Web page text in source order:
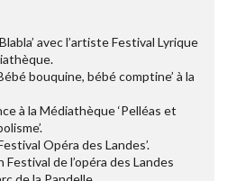
avec l’artiste Festival Lyrique
bouquine, bébé comptine’ à la
à la Médiathèque ‘Pelléas et
Opéra des Landes’.
de l’opéra des Landes